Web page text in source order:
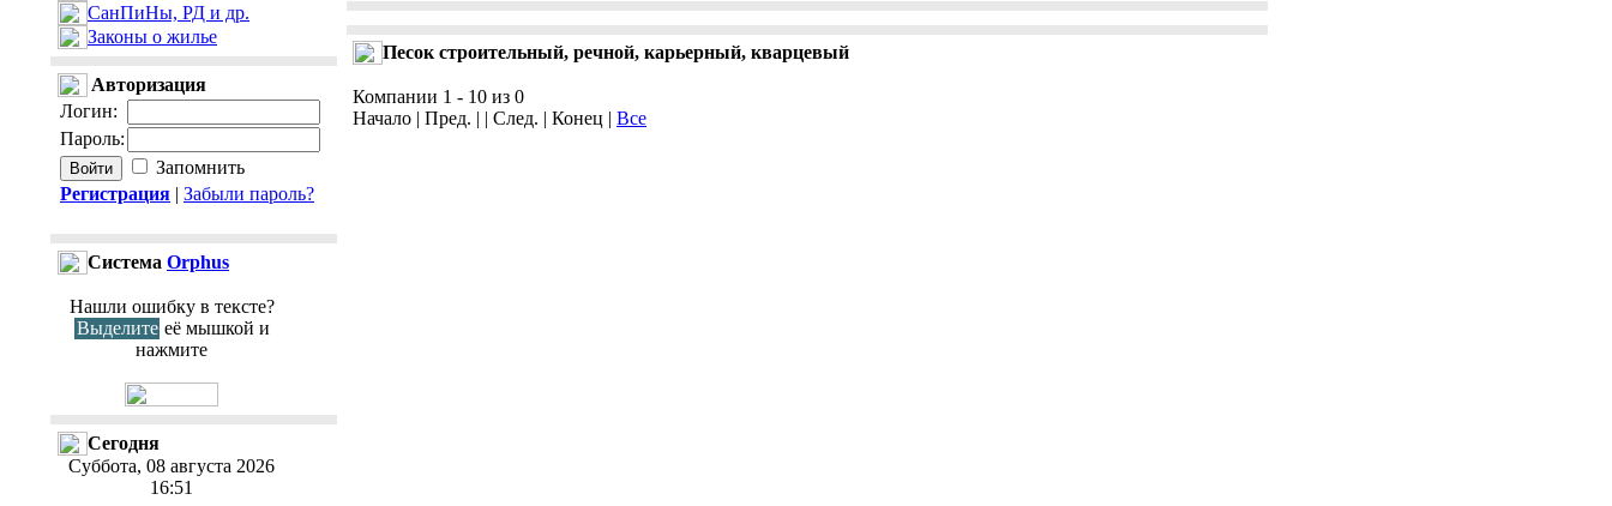
СанПиНы, РД и др.
Законы о жилье
Авторизация
Логин:
Пароль:
Запомнить
Регистрация | Забыли пароль?
Cистема Orphus
Нашли ошибку в тексте?
Выделите её мышкой и
нажмите
Сегодня
Суббота, 08 августа 2026
16:51
Песок строительный, речной, карьерный, кварцевый
Компании 1 - 10 из 0
Начало | Пред. | | След. | Конец | Все